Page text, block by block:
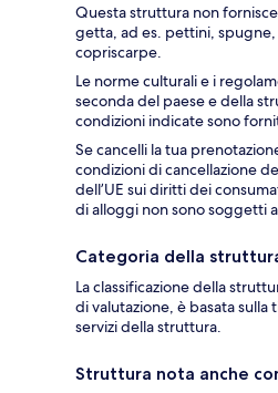
Questa struttura non
getta, ad es. pettini,
copriscarpe.
Le norme culturali e i
seconda del paese e della
condizioni indicate sono
Se cancelli la tua
condizioni di cancellazione
dell’UE sui diritti dei
di alloggi non sono soggetti
Categoria della
La classificazione della
di valutazione, è basata sulla
servizi della struttura.
Struttura nota anche